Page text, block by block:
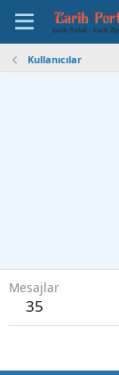
Kullanıcılar
Mesajlar
35